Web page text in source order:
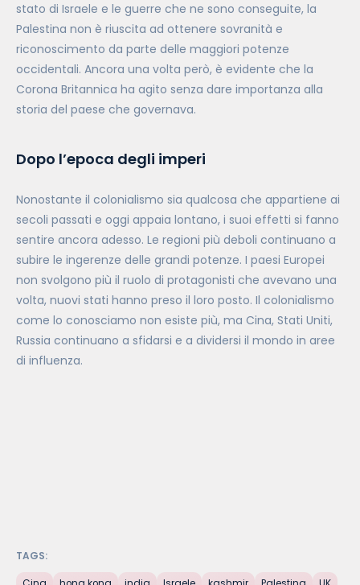
stato di Israele e le guerre che ne sono conseguite, la
Palestina non è riuscita ad ottenere sovranità e
riconoscimento da parte delle maggiori potenze
occidentali. Ancora una volta però, è evidente che la
Corona Britannica ha agito senza dare importanza alla
storia del paese che governava.
Dopo l’epoca degli imperi
Nonostante il colonialismo sia qualcosa che appartiene ai
secoli passati e oggi appaia lontano, i suoi effetti si fanno
sentire ancora adesso. Le regioni più deboli continuano a
subire le ingerenze delle grandi potenze. I paesi Europei
non svolgono più il ruolo di protagonisti che avevano una
volta, nuovi stati hanno preso il loro posto. Il colonialismo
come lo conosciamo non esiste più, ma Cina, Stati Uniti,
Russia continuano a sfidarsi e a dividersi il mondo in aree
di influenza.
TAGS: